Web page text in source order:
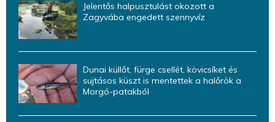
Jelentős halpusztulást okozott a
Zagyvába engedett szennyvíz
Dunai küllőt, fürge csellét, kövicsíket és
sujtásos küszt is mentettek a halőrök a
Morgó-patakból